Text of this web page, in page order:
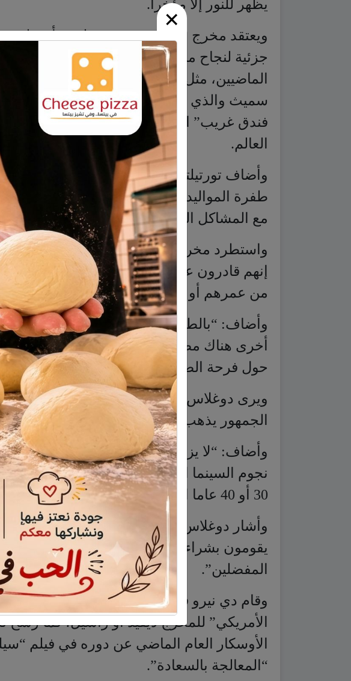
×
الماضيين، مثل الفيلم الفرنسي “أمور” أو
سميث والذي حصل على جائزة السعفة
فندق غريب” الذي حقق نجاحا كبيرا في شباك
العالم.
وأضاف تورتيلتب: “أردت أن أقدم فيلما لأولئك
طفرة المواليد، فيلما لا يروق لهم أو لفئتهم
مع المشاكل العاطفية والنفسية الحقيقية التي
واستطرد مخرج الفيلم في حديثه قائلا: “هذا
إنهم قادرون على أن يكونوا أول من يقفز من
من عمرهم أو أن يتزوجوا للمرة الثالثة وهم
وأضاف: “بالطبع، هناك وقت يصبح فيه المرء
أخرى هناك مصادر ابتهاج لا يتعين علينا أن
حول فرحة الصداقة الممتدة مدى الحياة”.
الجمهور يذهب لرؤية أفلام الجيل الأكبر سنا.
وأضاف: “لا يزال أولئك الذين ولدوا بعد الحرب
نجوم السينما الكبار ويريدون رؤيتهم في أعمال
30 أو 40 عاما الماضية”.
وأشار دوغلاس إلى أن:”الشباب لا يملكون تلك
يقومون بشراء التذاكر بناء على قصة الفيلم،
المفضلين”.
وقام دي نيرو في الآونة الأخيرة بدور رجل
الأمريكي” للمخرج ديفيد أو راسيل، كما رشح
الأوسكار العام الماضي عن دوره في فيلم
“المعالجة بالسعادة”.
ويقول دي نيرو إن وضع نجوم السينما الكبار
النجمات الكبيرات – وهذا أمر مؤسف حقا – ولم
التي اعتدنا عليها.